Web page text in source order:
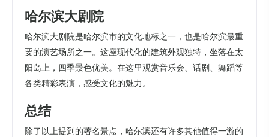
哈尔滨大剧院
哈尔滨大剧院是哈尔滨市的文化地标之一，也是哈尔滨最重
要的演艺场所之一。这座现代化的建筑外观独特，坐落在太
阳岛上，四季景色优美。在这里观赏音乐会、话剧、舞蹈等
各类精彩表演，感受文化的魅力。
总结
除了以上提到的著名景点，哈尔滨还有许多其他值得一游的